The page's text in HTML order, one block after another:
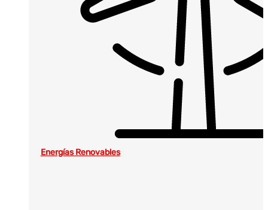
Energías Renovables